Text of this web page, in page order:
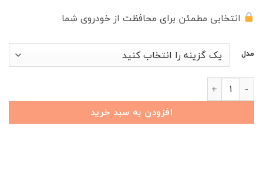
انتخابی مطمئن برای محافظت از خودروی شما
مدل
چادر خودرو MVM M5 PRO (آریزو 5 پرو) عدد
افزودن به سبد خرید